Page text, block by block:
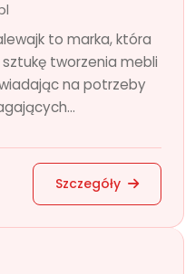
to marka, która
tworzenia mebli
na potrzeby
Szczegóły